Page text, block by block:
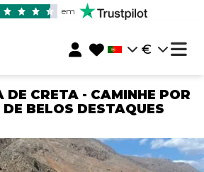
em
€
DE CRETA - CAMINHE POR
BELOS DESTAQUES